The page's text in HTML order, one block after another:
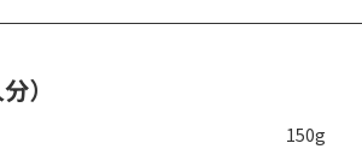
）
150g